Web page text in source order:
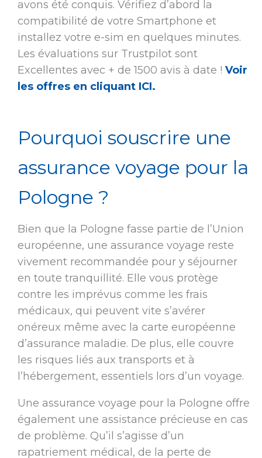
avons été conquis. Vérifiez d’abord la
compatibilité de votre Smartphone et
installez votre e-sim en quelques minutes.
Les évaluations sur Trustpilot sont
Excellentes avec + de 1500 avis à date ! Voir
les offres en cliquant ICI.
Pourquoi souscrire une
assurance voyage pour la
Pologne ?
Bien que la Pologne fasse partie de l’Union
européenne, une assurance voyage reste
vivement recommandée pour y séjourner
en toute tranquillité. Elle vous protège
contre les imprévus comme les frais
médicaux, qui peuvent vite s’avérer
onéreux même avec la carte européenne
d’assurance maladie. De plus, elle couvre
les risques liés aux transports et à
l’hébergement, essentiels lors d’un voyage.
Une assurance voyage pour la Pologne offre
également une assistance précieuse en cas
de problème. Qu’il s’agisse d’un
rapatriement médical, de la perte de